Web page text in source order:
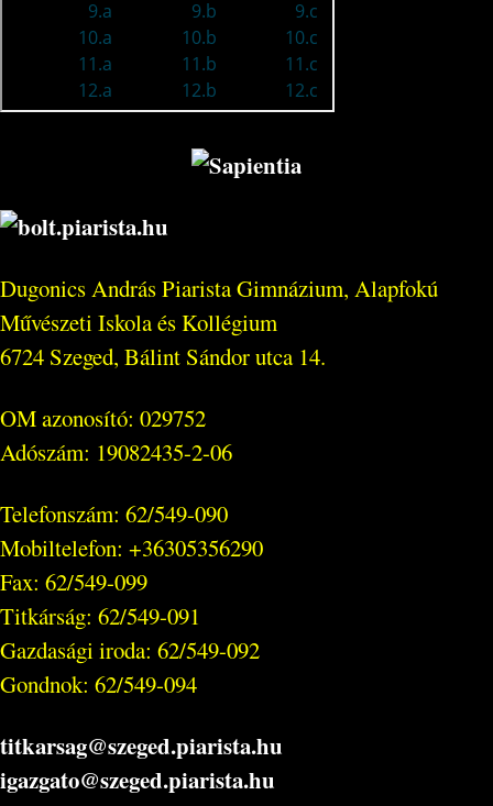
Dugonics András Piarista Gimnázium, Alapfokú
Művészeti Iskola és Kollégium
6724 Szeged, Bálint Sándor utca 14.
OM azonosító: 029752
Adószám: 19082435-2-06
Telefonszám: 62/549-090
Mobiltelefon: +36305356290
Fax: 62/549-099
Titkárság: 62/549-091
Gazdasági iroda: 62/549-092
Gondnok: 62/549-094
titkarsag@szeged.piarista.hu
igazgato@szeged.piarista.hu